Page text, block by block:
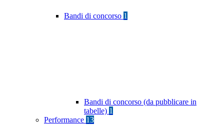
Bandi di concorso 1
Bandi di concorso (da pubblicare in
tabelle) 1
Performance 13